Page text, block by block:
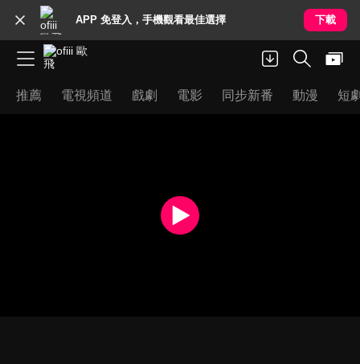
APP 免登入，手機觀看最佳選擇 下載
推薦 電視頻道 戲劇 電影 同步新番 動漫 短